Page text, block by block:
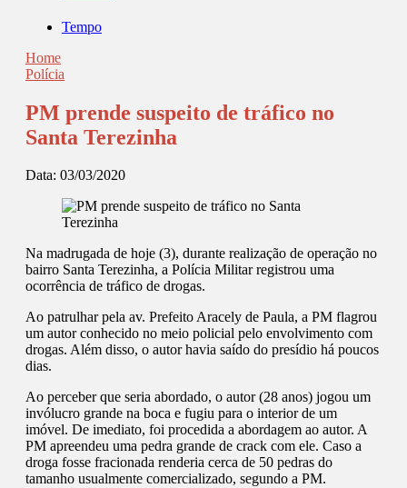
Tempo
Home
Polícia
PM prende suspeito de tráfico no
Santa Terezinha
Data: 03/03/2020
Na madrugada de hoje (3), durante realização de operação no
bairro Santa Terezinha, a Polícia Militar registrou uma
ocorrência de tráfico de drogas.
Ao patrulhar pela av. Prefeito Aracely de Paula, a PM flagrou
um autor conhecido no meio policial pelo envolvimento com
drogas. Além disso, o autor havia saído do presídio há poucos
dias.
Ao perceber que seria abordado, o autor (28 anos) jogou um
invólucro grande na boca e fugiu para o interior de um
imóvel. De imediato, foi procedida a abordagem ao autor. A
PM apreendeu uma pedra grande de crack com ele. Caso a
droga fosse fracionada renderia cerca de 50 pedras do
tamanho usualmente comercializado, segundo a PM.